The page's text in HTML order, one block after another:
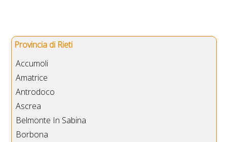
Provincia di Rieti
Accumoli
Amatrice
Antrodoco
Ascrea
Belmonte In Sabina
Borbona